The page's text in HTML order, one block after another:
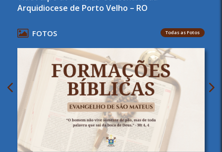
Arquidiocese de Porto Velho – RO
FOTOS Todas as Fotos